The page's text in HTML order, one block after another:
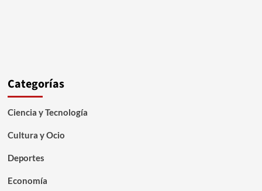
Categorías
Ciencia y Tecnología
Cultura y Ocio
Deportes
Economía